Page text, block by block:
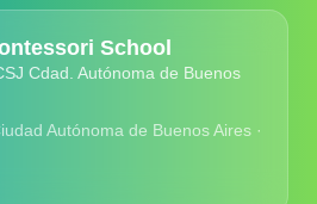
School
Cdad. Autónoma de Buenos
Autónoma de Buenos Aires ·